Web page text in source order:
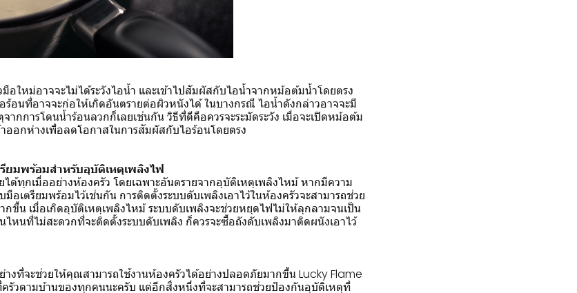
มือใหม่อาจจะไม่ได้ระวังไอน้ำ และเข้าไปสัมผัสกับไอน้ำจากหม้อต้มน้ำโดยตรง
ร้อนที่อาจจะก่อให้เกิดอันตรายต่อผิวหนังได้ ในบางกรณี ไอน้ำดังกล่าวอาจจะมี
ากการโดนน้ำร้อนลวกก็เลยเช่นกัน วิธีที่ดีคือควรจะระมัดระวัง เมื่อจะเปิดหม้อต้ม
ออกห่างเพื่อลดโอกาสในการสัมผัสกับไอร้อนโดยตรง
ยมพร้อมสำหรับอุบัติเหตุเพลิงไฟ
ด้ทุกเมื่ออย่างห้องครัว โดยเฉพาะอันตรายจากอุบัติเหตุเพลิงไหม้ หากมีความ
มือเตรียมพร้อมไว้เช่นกัน การติดตั้งระบบดับเพลิงเอาไว้ในห้องครัวจะสามารถช่วย
ขึ้น เมื่อเกิดอุบัติเหตุเพลิงไหม้ ระบบดับเพลิงจะช่วยหยุดไฟไม่ให้ลุกลามจนเป็น
หนที่ไม่สะดวกที่จะติดตั้งระบบดับเพลิง ก็ควรจะซื้อถังดับเพลิงมาติดผนังเอาไว้
างที่จะช่วยให้คุณสามารถใช้งานห้องครัวได้อย่างปลอดภัยมากขึ้น Lucky Flame
รัวตามบ้านของทุกคนนะครับ แต่อีกสิ่งหนึ่งที่จะสามารถช่วยป้องกันอุบัติเหตุที่